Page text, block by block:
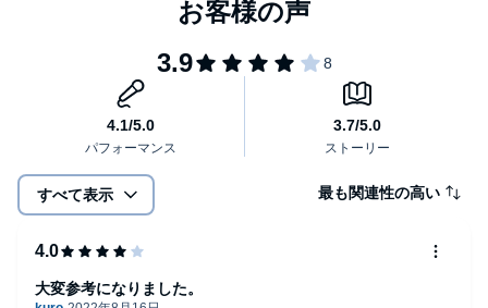
すべて表示 最も関連性の高い
大変参考になりました。